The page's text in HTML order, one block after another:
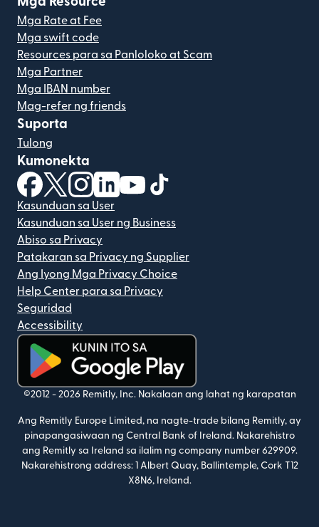
Mga Rate at Fee
Mga swift code
Resources para sa Panloloko at Scam
Mga Partner
Mga IBAN number
Mag-refer ng friends
Suporta
Tulong
Kumonekta
(bubukas sa bagong window)
(bubukas sa bagong window)
(bubukas sa bagong window)
(bubukas sa bagong window)
(bubukas sa bagong window)
Kasunduan sa User
Kasunduan sa User ng Business
Abiso sa Privacy
Patakaran sa Privacy ng Supplier
Ang Iyong Mga Privacy Choice
Help Center para sa Privacy
Seguridad
Accessibility
(bubukas sa bagong window)
©2012 - 2026 Remitly, Inc. Nakalaan ang lahat ng karapatan
Ang Remitly Europe Limited, na nagte-trade bilang Remitly, ay
pinapangasiwaan ng Central Bank of Ireland. Nakarehistro
ang Remitly sa Ireland sa ilalim ng company number 629909.
Nakarehistrong address: 1 Albert Quay, Ballintemple, Cork T12
X8N6, Ireland.